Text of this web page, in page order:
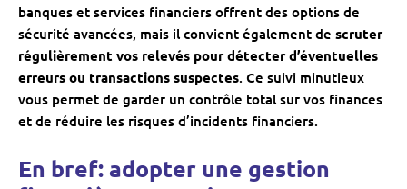
banques et services financiers offrent des options de
sécurité avancées, mais il convient également de scruter
régulièrement vos relevés pour détecter d’éventuelles
erreurs ou transactions suspectes. Ce suivi minutieux
vous permet de garder un contrôle total sur vos finances
et de réduire les risques d’incidents financiers.
En bref: adopter une gestion